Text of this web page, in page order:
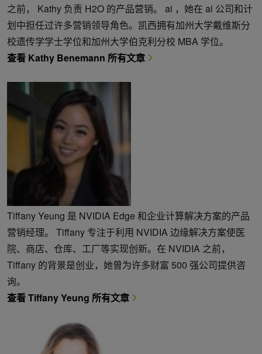
之前， Kathy 负责 H2O 的产品营销。 ai ，她在 ai 公司和计
划中担任过许多营销领导角色。凯西拥有加州大学戴维斯分
校遗传学学士学位和加州大学伯克利分校 MBA 学位。
查看 Kathy Benemann 所有文章
Tiffany Yeung 是 NVIDIA Edge 和企业计算解决方案的产品
营销经理。 Tiffany 专注于利用 NVIDIA 边缘解决方案使医
院、商店、仓库、工厂等实现创新。在 NVIDIA 之前，
Tiffany 的背景是创业，她曾为许多财富 500 强公司提供咨
询。
查看 Tiffany Yeung 所有文章